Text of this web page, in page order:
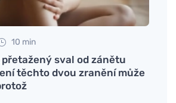
10 min
sval od zánětu
těchto dvou zranění může